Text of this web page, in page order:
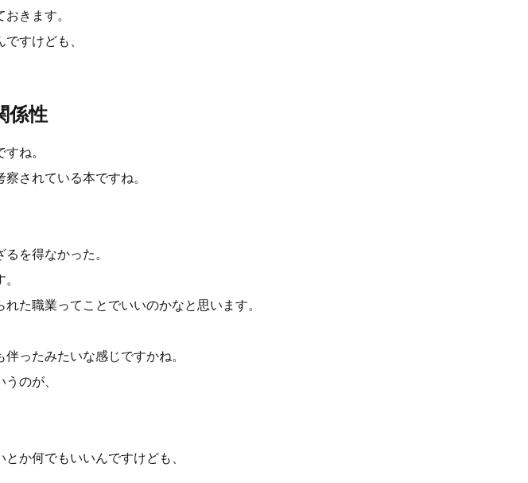
きます。
すけども、
係性
ね。
されている本ですね。
を得なかった。
た職業ってことでいいのかなと思います。
ったみたいな感じですかね。
のが、
か何でもいいんですけども、